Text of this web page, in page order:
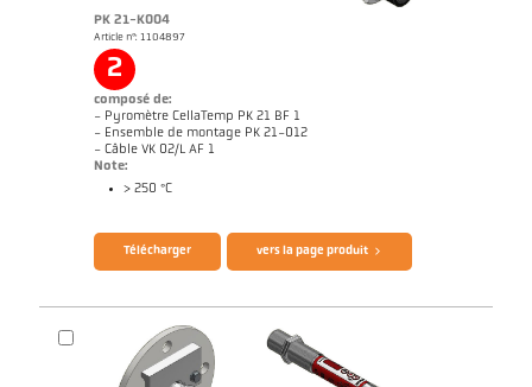
PK 21-K004
Article n°: 1104897
2
composé de:
- Pyromètre CellaTemp PK 21 BF 1
- Ensemble de montage PK 21-012
- Câble VK 02/L AF 1
Note:
> 250 °C
Télécharger vers la page produit